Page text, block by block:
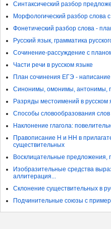
Синтаксический разбор
Морфологический разбор слова
Фонетический разбор слова -
Русский язык, грамматика
Сочинение-рассуждение с
Части речи в русском языке
План сочинения ЕГЭ - написание
Синонимы, омонимы, антонимы,
Разряды местоимений в
Способы словообразования слов
Наклонение глагола:
Правописание Н и НН в
существительных
Восклицательные предложения,
Изобразительные средства
аллитерация...
Склонение существительных в
Подчинительные союзы с